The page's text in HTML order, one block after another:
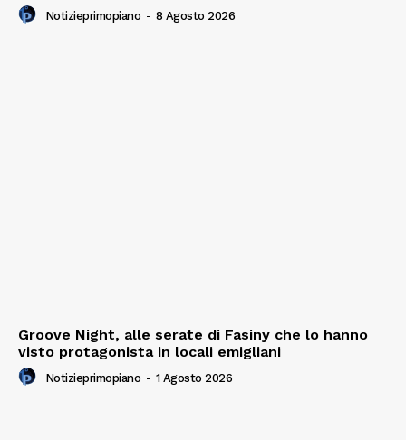
Notizieprimopiano - 8 Agosto 2026
Groove Night, alle serate di Fasiny che lo hanno
visto protagonista in locali emigliani
Notizieprimopiano - 1 Agosto 2026